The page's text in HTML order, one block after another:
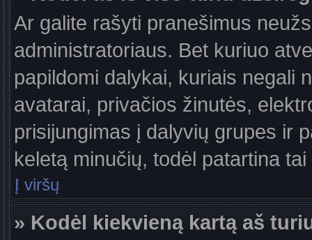
Ar galite rašyti pranešimus
administratoriaus. Bet kuriuo
papildomi dalykai, kuriais negali
avatarai, privačios žinutės,
prisijungimas į dalyvių grupes ir
keletą minučių, todėl patartina
Į viršų
» Kodėl kiekvieną kartą aš